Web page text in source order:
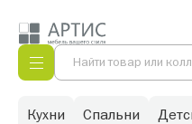
Кухни Спальни